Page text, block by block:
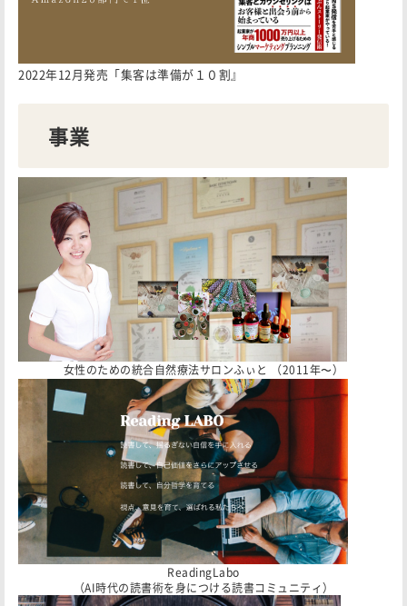
2022年12月発売「集客は準備が１０割』
事業
女性のための統合自然療法サロンふぃと （2011年〜）
ReadingLabo
（AI時代の読書術を身につける読書コミュニティ）